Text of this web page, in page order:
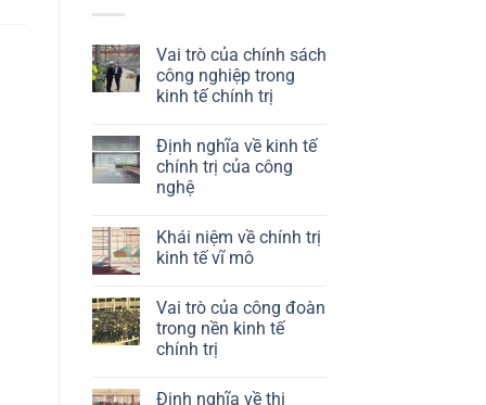
Vai trò của chính sách
công nghiệp trong
kinh tế chính trị
bình
luận
ở
Vai
chính
sách
công
kinh
tế
chính
trị
Định nghĩa về kinh tế
chính trị của công
nghệ
bình
luận
ở
về
kinh
tế
chính
công
Khái niệm về chính trị
kinh tế vĩ mô
bình
luận
ở
Khái
chính
Vai trò của công đoàn
trong nền kinh tế
chính trị
bình
Định nghĩa về thị